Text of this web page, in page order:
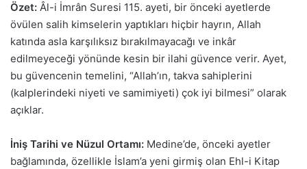
Özet: Âl-i İmrân Suresi 115. ayeti, bir önceki ayetlerde
övülen salih kimselerin yaptıkları hiçbir hayrın, Allah
katında asla karşılıksız bırakılmayacağı ve inkâr
edilmeyeceği yönünde kesin bir ilahi güvence verir. Ayet,
bu güvencenin temelini, “Allah’ın, takva sahiplerini
(kalplerindeki niyeti ve samimiyeti) çok iyi bilmesi” olarak
açıklar.
İniş Tarihi ve Nüzul Ortamı: Medine’de, önceki ayetler
bağlamında, özellikle İslam’a yeni girmiş olan Ehl-i Kitap